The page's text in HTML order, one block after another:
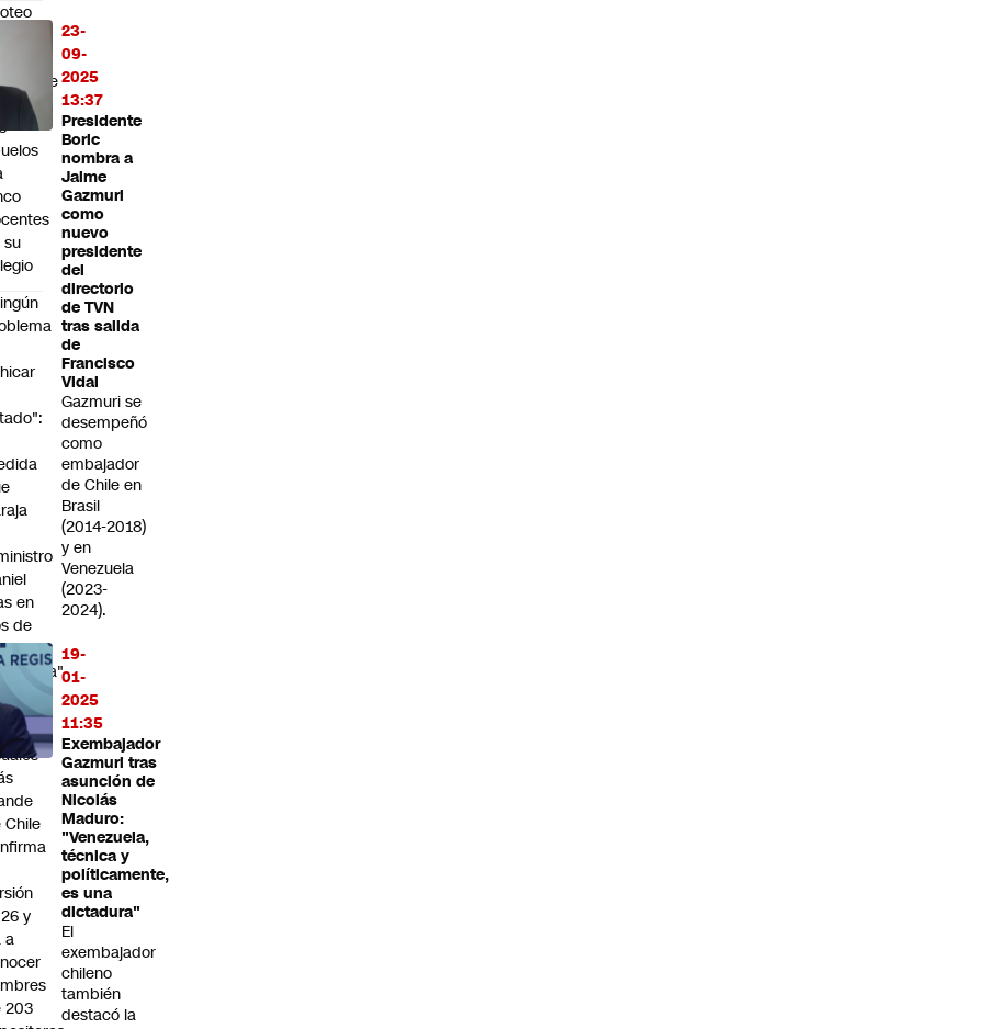
23-
09-
2025
13:37
Presidente
Boric
nombra a
Jaime
Gazmuri
como
nuevo
presidente
del
directorio
de TVN
tras salida
de
Francisco
Vidal
Gazmuri se
desempeñó
como
embajador
de Chile en
Brasil
(2014-2018)
y en
Venezuela
(2023-
2024).
19-
01-
2025
11:35
Exembajador
Gazmuri tras
asunción de
Nicolás
Maduro:
"Venezuela,
técnica y
políticamente,
es una
dictadura"
El
exembajador
chileno
también
destacó la
a
su
en
de
feria
artes
Chile
y
a
203